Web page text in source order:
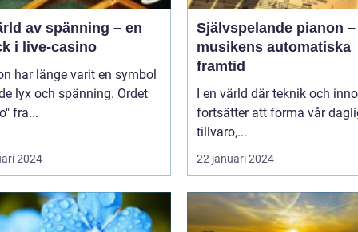
av spänning – en
i live-casino
har länge varit en symbol
lyx och spänning. Ordet
fra...
2024
Självspelande pianon –
musikens automatiska
framtid
I en värld där teknik och
fortsätter att forma vår
tillvaro,...
22 januari 2024